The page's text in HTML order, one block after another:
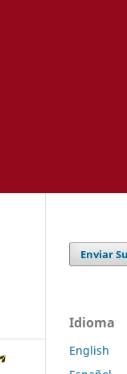
Enviar
Idioma
English